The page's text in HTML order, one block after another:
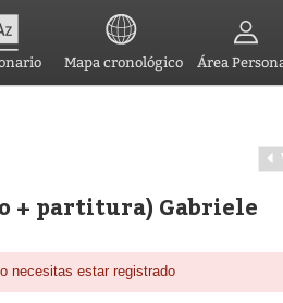
Mapa cronológico Área
+ partitura) Gabriele
necesitas estar registrado